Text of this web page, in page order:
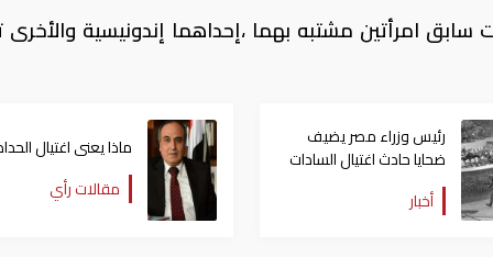
امرأتين مشتبه بهما ،إحداهما إندونيسية
رئيس وزراء مصر يضيف
ضحايا حادث اغتيال السادات
إلى صندوق تكريم الشهداء
أخبار
ماذا يعنى اغتيال
مقالات رأي